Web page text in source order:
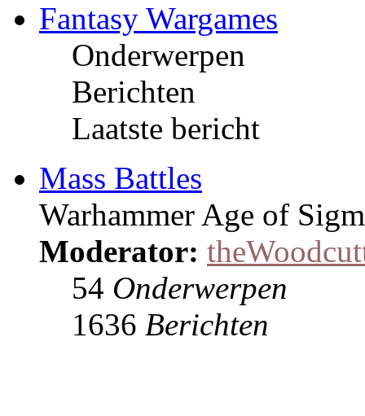
Fantasy Wargames
Onderwerpen
Berichten
Laatste bericht
Mass Battles
Warhammer Age of
Moderator:
54 Onderwerpen
1636 Berichten